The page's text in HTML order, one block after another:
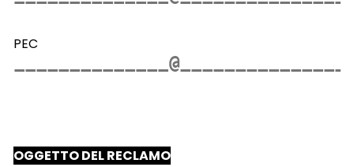
PEC
OGGETTO DEL RECLAMO